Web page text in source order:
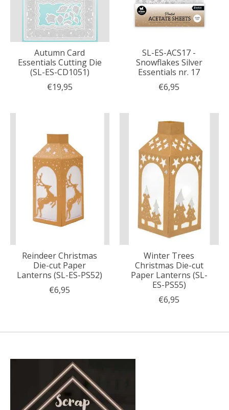
Autumn Card
Essentials Cutting Die
(SL-ES-CD1051)
€19,95
SL-ES-ACS17 -
Snowflakes Silver
Essentials nr. 17
€6,95
Reindeer Christmas
Die-cut Paper
Lanterns (SL-ES-PS52)
€6,95
Winter Trees
Christmas Die-cut
Paper Lanterns (SL-
ES-PS55)
€6,95